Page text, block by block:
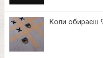
Коли обираєш